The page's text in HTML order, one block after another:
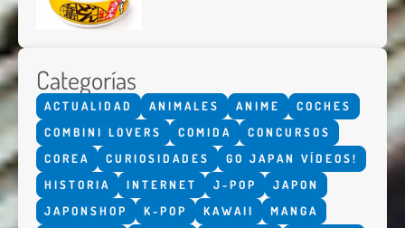
Categorías
ACTUALIDAD ANIMALES ANIME
COCHES
COMBINI LOVERS
COMIDA
CONCURSOS
COREA
CURIOSIDADES
GO JAPAN VÍDEOS!
HISTORIA
INTERNET J-POP
JAPON
JAPONSHOP
K-POP KAWAII
MANGA